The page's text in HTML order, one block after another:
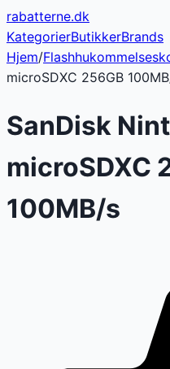
rabatterne.dk
KategorierButikkerBrands
Hjem/
microSDXC 256GB
SanDisk
microSDXC
100MB/s